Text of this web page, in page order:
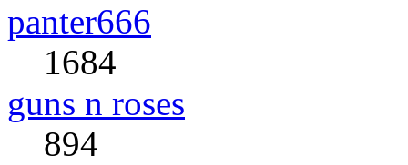
panter666
1684
guns n roses
894